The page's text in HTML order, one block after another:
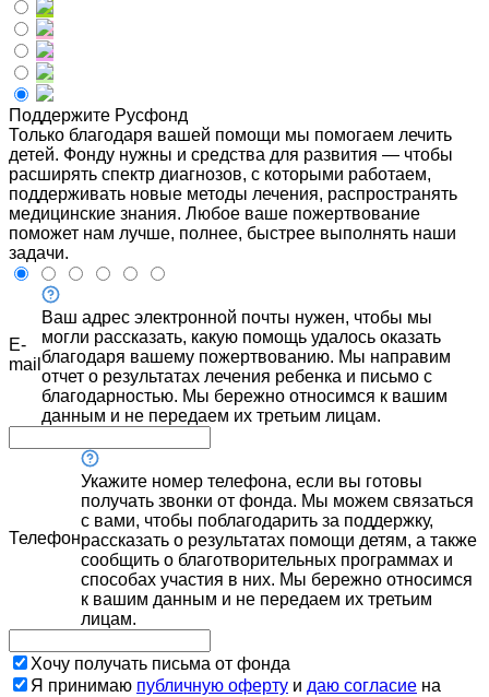
Поддержите Русфонд
Только благодаря вашей помощи мы помогаем лечить
детей. Фонду нужны и средства для развития — чтобы
расширять спектр диагнозов, с которыми работаем,
поддерживать новые методы лечения, распространять
медицинские знания. Любое ваше пожертвование
поможет нам лучше, полнее, быстрее выполнять наши
задачи.
E-
mail
Ваш адрес электронной почты нужен, чтобы мы
могли рассказать, какую помощь удалось оказать
благодаря вашему пожертвованию. Мы направим
отчет о результатах лечения ребенка и письмо с
благодарностью. Мы бережно относимся к вашим
данным и не передаем их третьим лицам.
Телефон
Укажите номер телефона, если вы готовы
получать звонки от фонда. Мы можем связаться
с вами, чтобы поблагодарить за поддержку,
рассказать о результатах помощи детям, а также
сообщить о благотворительных программах и
способах участия в них. Мы бережно относимся
к вашим данным и не передаем их третьим
лицам.
Хочу получать письма от фонда
Я принимаю публичную оферту и даю согласие на